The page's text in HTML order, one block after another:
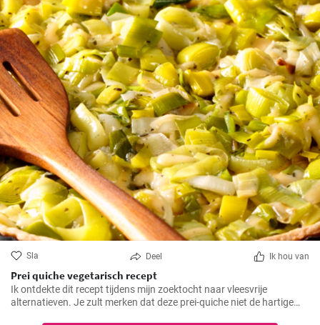
Sla Deel Ik hou van
Prei quiche vegetarisch recept
Ik ontdekte dit recept tijdens mijn zoektocht naar vleesvrije
alternatieven. Je zult merken dat deze prei-quiche niet de hartige